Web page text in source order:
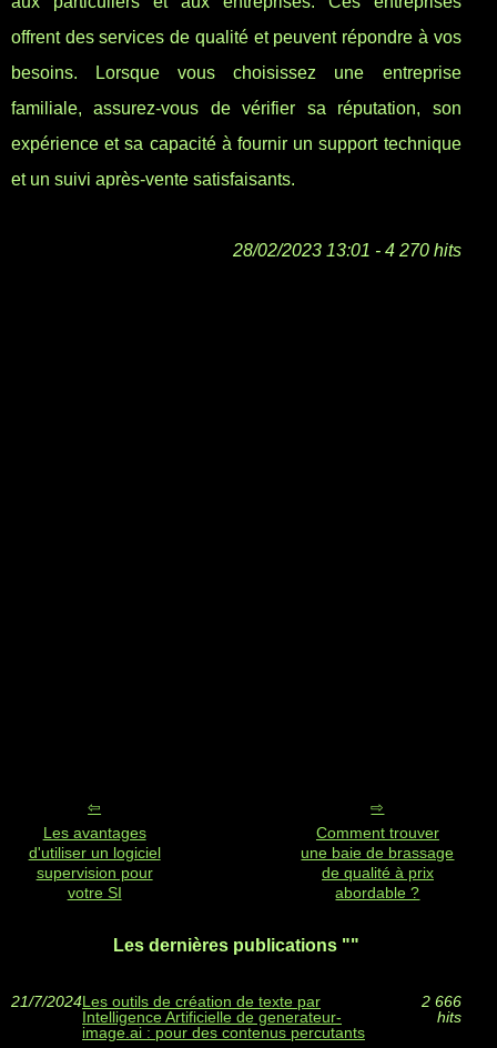
offrent des services de qualité et peuvent répondre à vos
besoins. Lorsque vous choisissez une entreprise
familiale, assurez-vous de vérifier sa réputation, son
expérience et sa capacité à fournir un support technique
et un suivi après-vente satisfaisants.
28/02/2023 13:01 - 4 270 hits
Les avantages
d'utiliser un logiciel
supervision pour
votre SI
Comment trouver
une baie de brassage
de qualité à prix
abordable ?
Les dernières publications ""
21/7/2024Les outils de création de texte par
Intelligence Artificielle de generateur-
image.ai : pour des contenus percutants
2 666
hits